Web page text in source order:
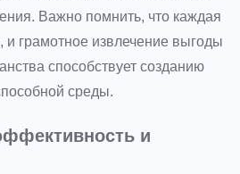
Важно помнить, что каждая
и грамотное извлечение выгоды
способствует созданию
среды.
и